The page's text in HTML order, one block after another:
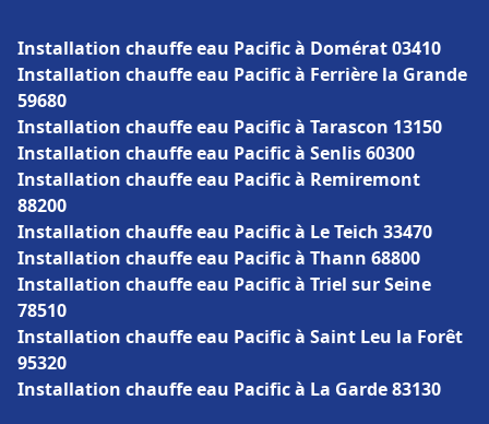
Installation chauffe eau Pacific à Domérat 03410
Installation chauffe eau Pacific à Ferrière la Grande
59680
Installation chauffe eau Pacific à Tarascon 13150
Installation chauffe eau Pacific à Senlis 60300
Installation chauffe eau Pacific à Remiremont
88200
Installation chauffe eau Pacific à Le Teich 33470
Installation chauffe eau Pacific à Thann 68800
Installation chauffe eau Pacific à Triel sur Seine
78510
Installation chauffe eau Pacific à Saint Leu la Forêt
95320
Installation chauffe eau Pacific à La Garde 83130